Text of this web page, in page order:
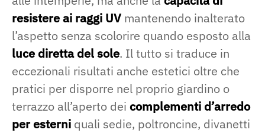
resistere ai raggi UV mantenendo inalterato
l’aspetto senza scolorire quando esposto alla
luce diretta del sole. Il tutto si traduce in
eccezionali risultati anche estetici oltre che
pratici per disporre nel proprio giardino o
terrazzo all’aperto dei complementi d’arredo
per esterni quali sedie, poltroncine, divanetti